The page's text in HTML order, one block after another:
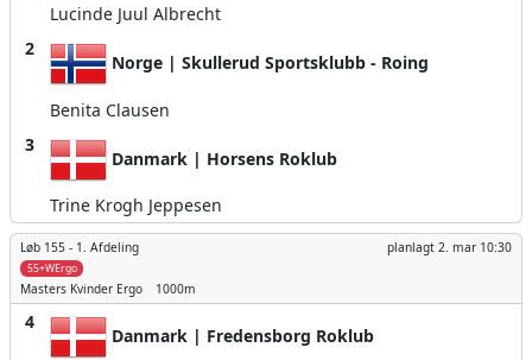
Lucinde Juul Albrecht
2
Norge | Skullerud Sportsklubb - Roing
Benita Clausen
3
Danmark | Horsens Roklub
Trine Krogh Jeppesen
Løb 155 - 1. Afdeling planlagt 2. mar 10:30
55+WErgo
Masters Kvinder Ergo 1000m
4
Danmark | Fredensborg Roklub